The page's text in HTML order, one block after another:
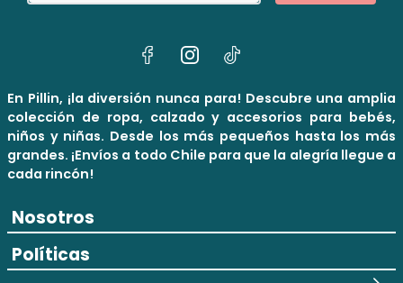
En Pillin, ¡la diversión nunca para! Descubre una amplia
colección de ropa, calzado y accesorios para bebés,
niños y niñas. Desde los más pequeños hasta los más
grandes. ¡Envíos a todo Chile para que la alegría llegue a
cada rincón!
Nosotros
Políticas